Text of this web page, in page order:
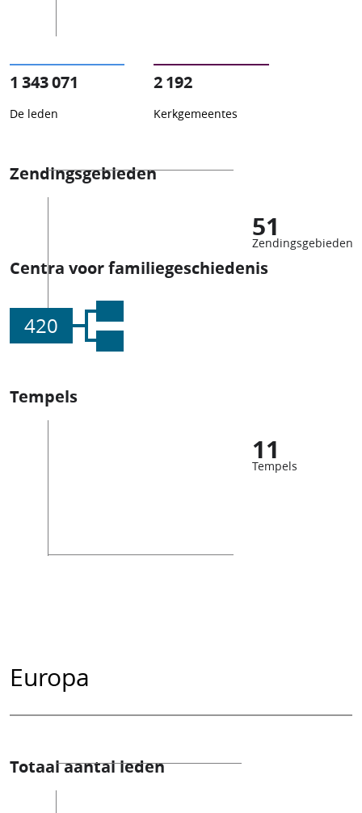
1 343 071
De leden
2 192
Kerkgemeentes
Zendingsgebieden
51
Zendingsgebieden
Centra voor familiegeschiedenis
420
Tempels
11
Tempels
Europa
Totaal aantal leden